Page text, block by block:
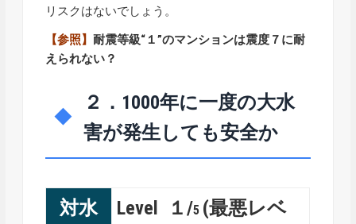
リスクはないでしょう。
【参照】耐震等級“１”のマンションは震度７に耐
えられない？
２．1000年に一度の大水
害が発生しても安全か
対水
Level １/5 (最悪レベ